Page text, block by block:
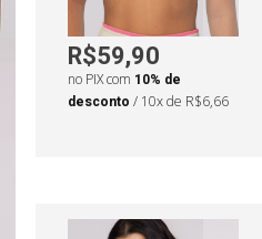
R$59,90
no PIX com 10% de
desconto / 10x de R$6,66